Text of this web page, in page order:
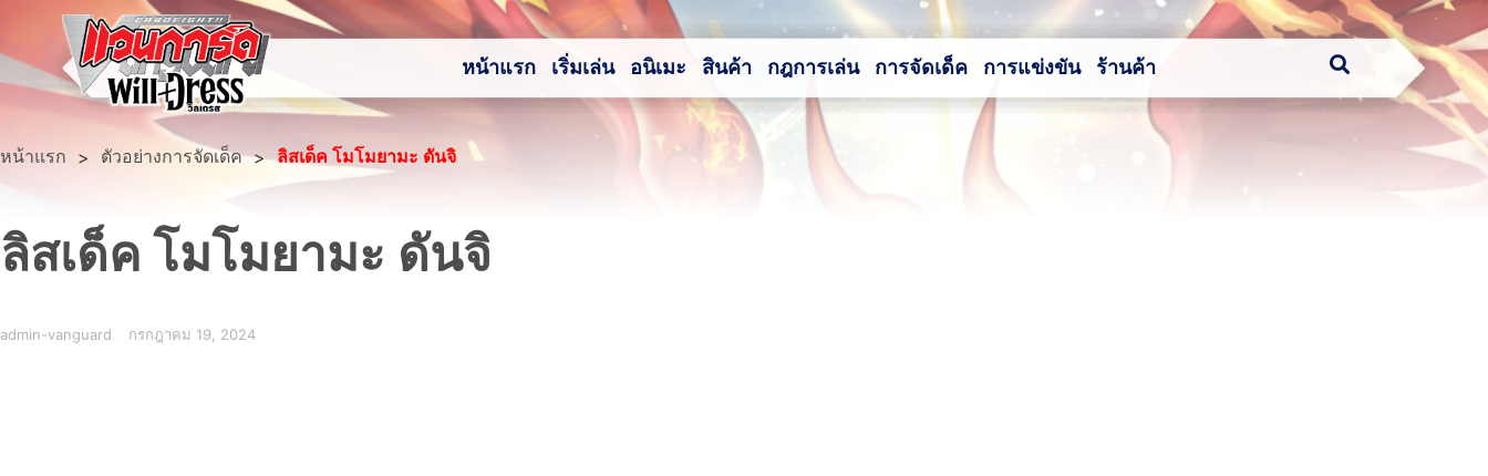
หน้าแรก เริ่มเล่น อนิเมะ สินค้า กฎการเล่น การจัดเด็ค การแข่งขัน ร้านค้า
หน้าแรก > ตัวอย่างการจัดเด็ค > ลิสเด็ค โมโมยามะ ดันจิ
ลิสเด็ค โมโมยามะ ดันจิ
admin-vanguard กรกฎาคม 19, 2024